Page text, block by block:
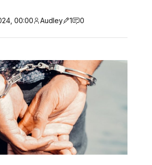
00:00 Audley 1 0